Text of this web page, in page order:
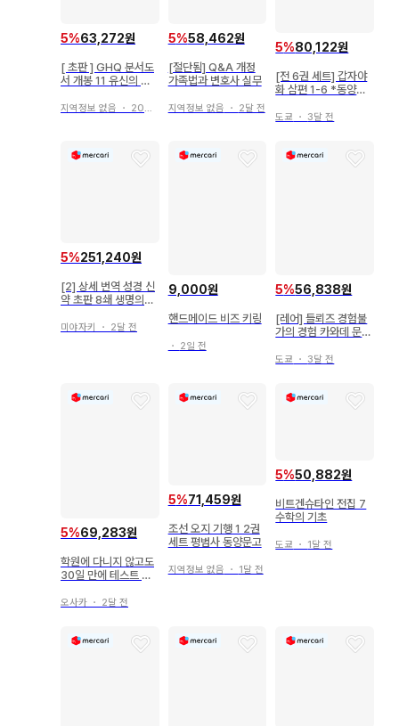
5%63,272원
[ 초판 ] GHQ 분서도
서 개봉 11 유신의 원
지역정보 없음 ・ 20일 전
5%58,462원
[절단됨] Q&A 개정
가족법과 변호사 실무
지역정보 없음 ・ 2달 전
5%80,122원
[전 6권 세트] 갑자야
화 삼편 1-6 *동양문
도쿄 ・ 3달 전
5%251,240원
[2] 상세 번역 성경 신
약 초판 8쇄 생명의말
미야자키 ・ 2달 전
9,000원
핸드메이드 비즈 키링
・ 2일 전
5%56,838원
[레어] 들뢰즈 경험불
가의 경험 카와데 문고
토
도쿄 ・ 3달 전
5%69,283원
학원에 다니지 않고도
30일 만에 테스트 성
오사카 ・ 2달 전
5%71,459원
조선 오지 기행 1 2권
세트 평범사 동양문고
지역정보 없음 ・ 1달 전
5%50,882원
비트겐슈타인 전집 7
수학의 기초
도쿄 ・ 1달 전